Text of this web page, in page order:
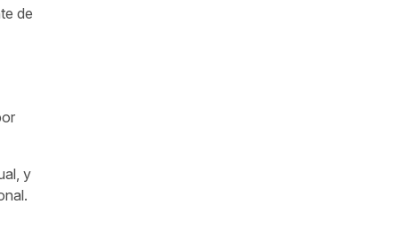
de
y